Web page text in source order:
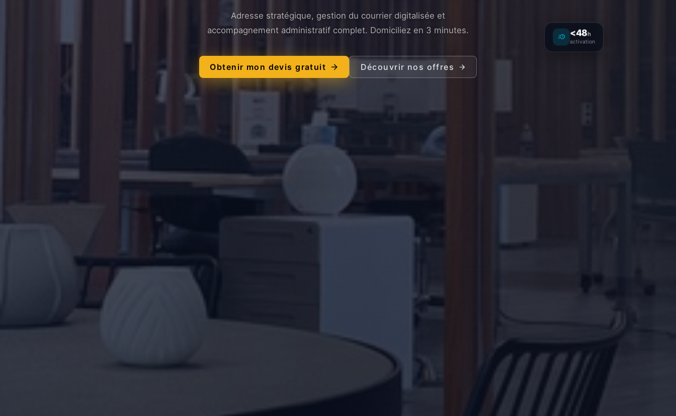
<48h
activation
Adresse stratégique, gestion du courrier digitalisée et
accompagnement administratif complet. Domiciliez en 3 minutes.
Obtenir mon devis gratuit Découvrir nos offres